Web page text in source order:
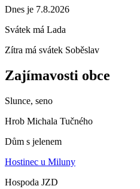
Dnes je 7.8.2026
Svátek má Lada
Zítra má svátek Soběslav
Zajímavosti obce
Slunce, seno
Hrob Michala Tučného
Dům s jelenem
Hostinec u Miluny
Hospoda JZD